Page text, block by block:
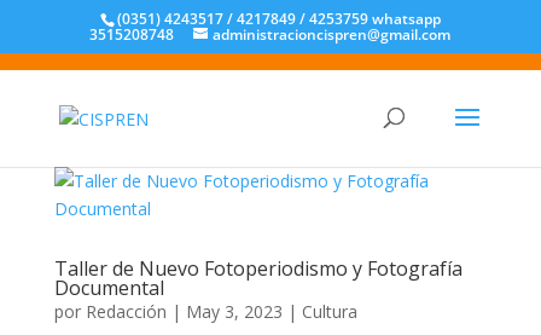
(0351) 4243517 / 4217849 / 4253759 whatsapp
3515208748 administracioncispren@gmail.com
Taller de Nuevo Fotoperiodismo y Fotografía
Documental
por Redacción | May 3, 2023 | Cultura